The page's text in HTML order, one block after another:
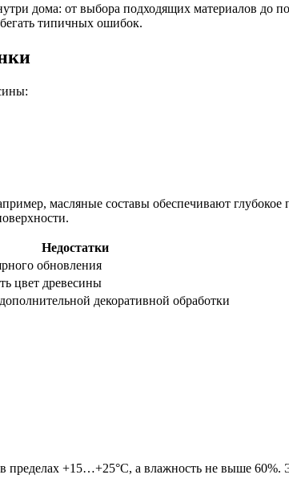
дома: от выбора подходящих материалов
типичных ошибок.
масляные составы обеспечивают глубокое
Недостатки
обновления
цвет древесины
декоративной обработки
+15…+25°C, а влажность не выше 60%.